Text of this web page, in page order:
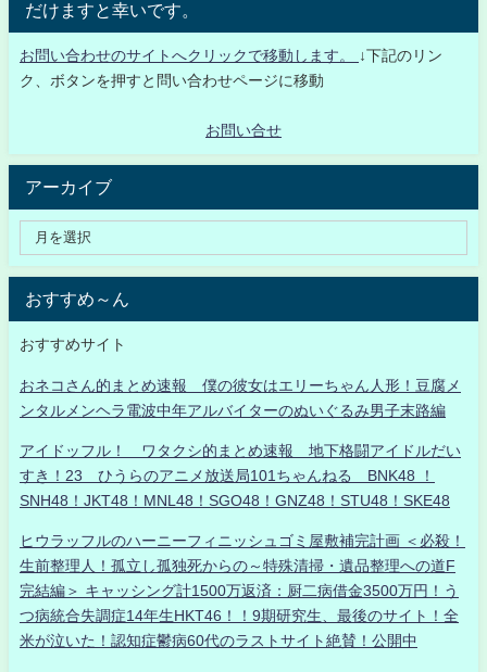
だけますと幸いです。
お問い合わせのサイトへクリックで移動します。
↓下記のリン
ク、ボタンを押すと問い合わせページに移動
お問い合せ
アーカイブ
おすすめ～ん
おすすめサイト
おネコさん的まとめ速報 僕の彼女はエリーちゃん人形！豆腐メ
ンタルメンヘラ電波中年アルバイターのぬいぐるみ男子末路編
アイドッフル！ ワタクシ的まとめ速報 地下格闘アイドルだい
すき！23 ひうらのアニメ放送局101ちゃんねる BNK48 ！
SNH48！JKT48！MNL48！SGO48！GNZ48！STU48！SKE48
ヒウラッフルのハーニーフィニッシュゴミ屋敷補完計画 ＜必殺！
生前整理人！孤立し孤独死からの～特殊清掃・遺品整理への道F
完結編＞ キャッシング計1500万返済：厨二病借金3500万円！う
つ病統合失調症14年生HKT46！！9期研究生、最後のサイト！全
米が泣いた！認知症鬱病60代のラストサイト絶賛！公開中